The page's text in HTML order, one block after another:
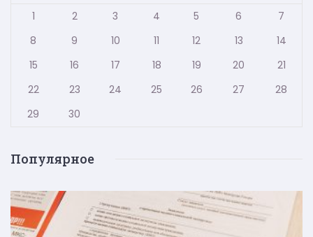
1
2 3 4 5 6
7
8
9 10 11 12 13
14
15
16 17 18 19 20
21
22
23 24 25 26 27
28
29
30
Популярное